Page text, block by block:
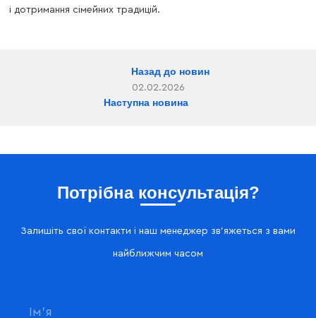
і дотримання сімейних традицій.
Назад до новин
02.02.2026
Наступна новина
Потрібна консультація?
Залишіть свої контакти і наш менеджер зв'яжеться з вами
найближчим часом